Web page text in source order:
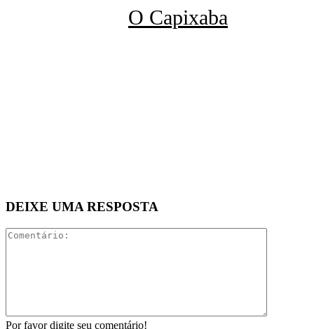
O Capixaba
DEIXE UMA RESPOSTA
Por favor digite seu comentário!